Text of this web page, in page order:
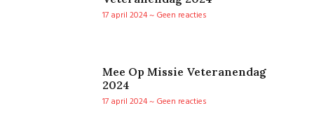
17 april 2024
Geen reacties
Mee Op Missie Veteranendag
2024
17 april 2024
Geen reacties